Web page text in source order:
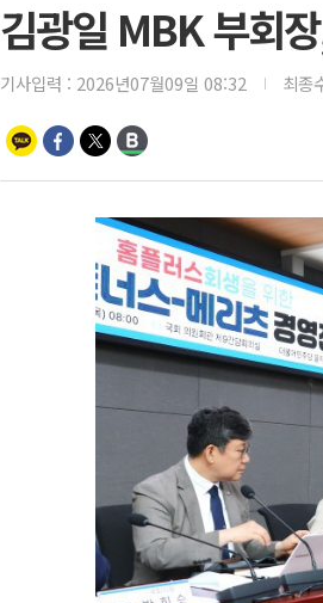
김광일 MBK 부회
기사입력 : 2026년07월09일 08:32 최종